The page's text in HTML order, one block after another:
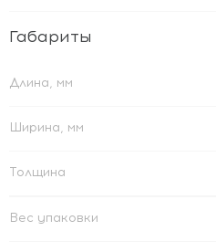
Габариты
Длина, мм
Ширина, мм
Толщина
Вес упаковки